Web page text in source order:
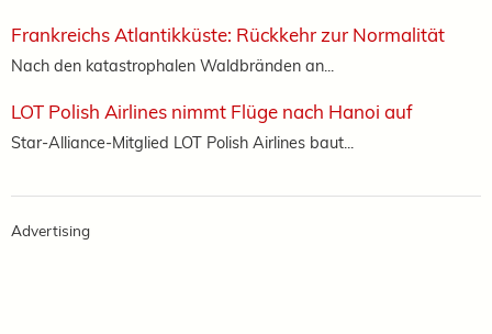
Frankreichs Atlantikküste: Rückkehr zur Normalität
Nach den katastrophalen Waldbränden an...
LOT Polish Airlines nimmt Flüge nach Hanoi auf
Star-Alliance-Mitglied LOT Polish Airlines baut...
Advertising